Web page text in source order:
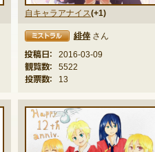
自キャラアナイス(+1)
緋倖 さん
投稿日：
2016-03-09
観覧数：
5522
投票数：
13